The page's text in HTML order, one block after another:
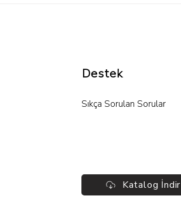
Destek
Sıkça Sorulan Sorular
Katalog İndir